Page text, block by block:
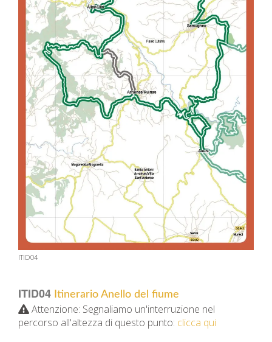
ITID04
ITID04 Itinerario Anello del fiume
Attenzione: Segnaliamo un'interruzione nel
percorso all'altezza di questo punto: clicca qui